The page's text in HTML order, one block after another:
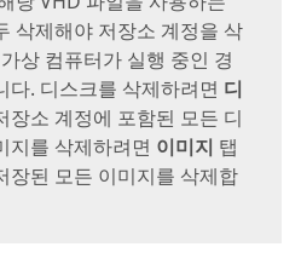
삭제해야 저장소 계정을 삭
상 컴퓨터가 실행 중인 경
다. 디스크를 삭제하려면 디
장소 계정에 포함된 모든 디
지를 삭제하려면 이미지 탭
장된 모든 이미지를 삭제합